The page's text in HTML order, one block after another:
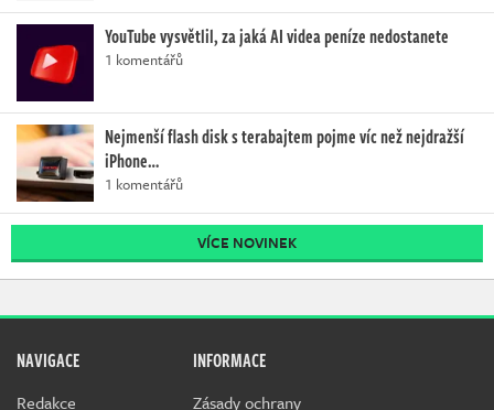
YouTube vysvětlil, za jaká AI videa peníze nedostanete
1 komentářů
Nejmenší flash disk s terabajtem pojme víc než nejdražší
iPhone…
1 komentářů
VÍCE NOVINEK
NAVIGACE
Redakce
INFORMACE
Zásady ochrany